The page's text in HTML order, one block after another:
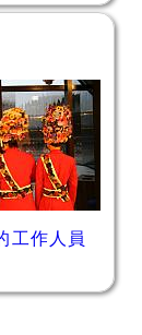
工作人員